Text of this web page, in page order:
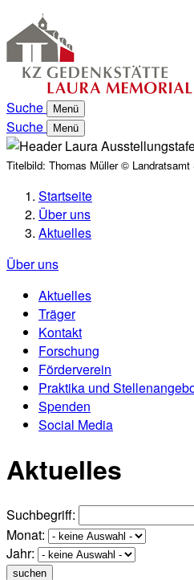
Suche Menü
Suche Menü
Titelbild: Thomas Müller © Landratsamt
Startseite
Über uns
Aktuelles
Über uns
Aktuelles
Träger
Kontakt
Forschung
Förderverein
Praktika und
Spenden
Social Media
Aktuelles
Suchbegriff:
Monat:
Jahr:
suchen